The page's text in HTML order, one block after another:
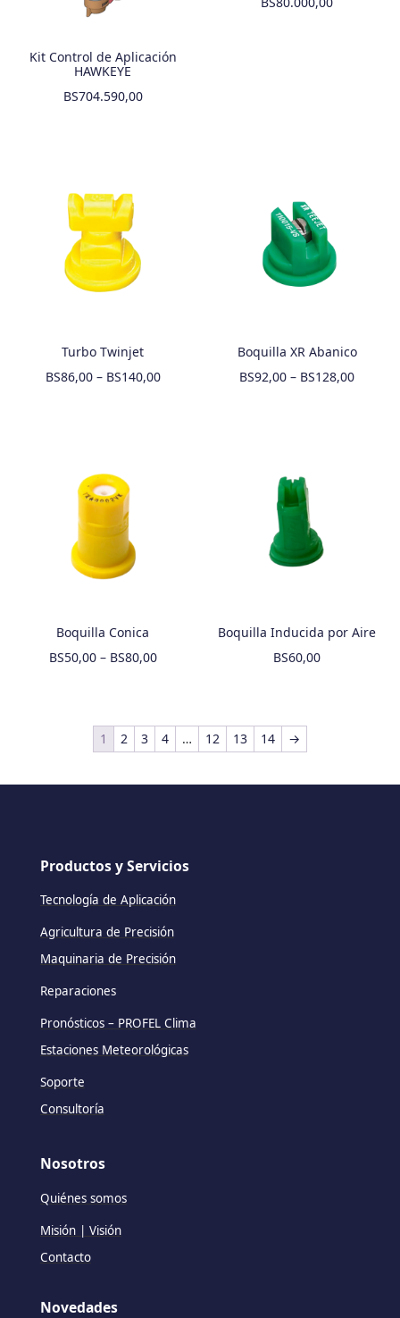
Kit Control de Aplicación
HAWKEYE
BS704.590,00
Turbo Twinjet
BS86,00– BS140,00
Boquilla XR Abanico
BS92,00 – BS128,00
Boquilla Conica
BS50,00– BS80,00
Boquilla Inducida por Aire
BS60,00
1 2 3 4 … 12 13 14 →
Productos y Servicios
Tecnología de Aplicación
Agricultura de Precisión
Maquinaria de Precisión
Reparaciones
Pronósticos – PROFEL Clima
Estaciones Meteorológicas
Soporte
Consultoría
Nosotros
Quiénes somos
Misión | Visión
Contacto
Novedades